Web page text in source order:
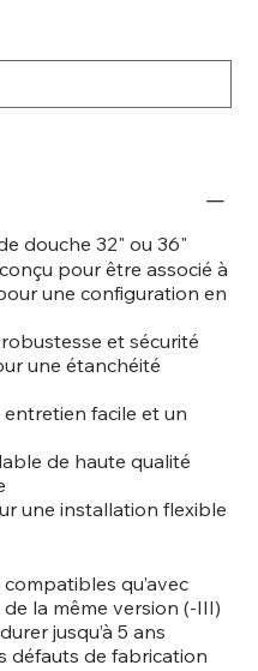
douche 32" ou 36"
pour être associé à
une configuration en
et sécurité
une étanchéité
facile et un
de haute qualité
une installation flexible
qu’avec
la même version (-III)
jusqu’à 5 ans
défauts de fabrication